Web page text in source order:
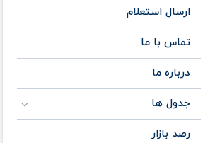
ارسال استعلام
تماس با ما
درباره ما
جدول ها
رصد بازار